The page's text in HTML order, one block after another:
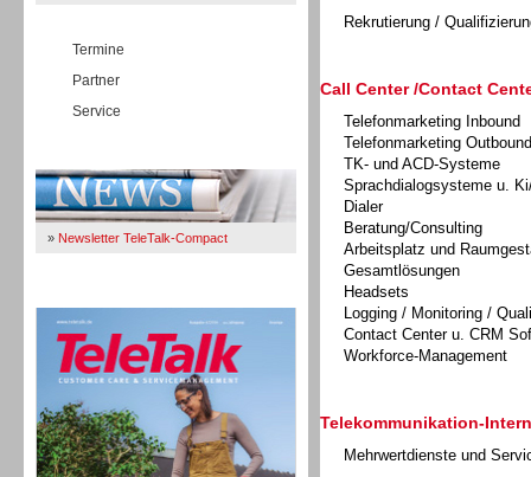
Termine
Partner
Service
» Newsletter TeleTalk-Compact
Rekrutierung /
Call Center /Contact
Telefonmarketing Inbound
Telefonmarketing Outbound
TK- und ACD-Systeme
Sprachdialogsysteme u.
Dialer
Beratung/Consulting
Arbeitsplatz und
Gesamtlösungen
Headsets
Logging / Monitoring /
Contact Center u. CRM
Workforce-Management
Telekommunikation-
Mehrwertdienste und